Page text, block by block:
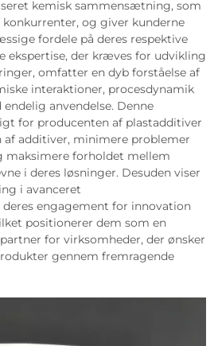
kemisk sammensætning, som
konkurrenter, og giver kunderne
fordele på deres respektive
ekspertise, der kræves for udvikling
omfatter en dyb forståelse af
interaktioner, procesdynamik
anvendelse. Denne
for producenten af plastadditiver
additiver, minimere problemer
maksimere forholdet mellem
i deres løsninger. Desuden viser
i avanceret
engagement for innovation
positionerer dem som en
for virksomheder, der ønsker
gennem fremragende